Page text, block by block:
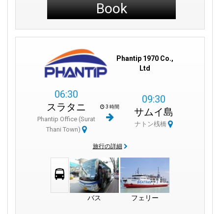
Book
Phantip 1970 Co.,
Ltd
06:30
スラタニ
Phantip Office (Surat
Thani Town)
3 時間
09:30
サムイ島
ナトン桟橋
旅行の詳細
バス フェリー